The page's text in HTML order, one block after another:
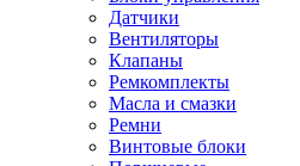
Датчики
Вентиляторы
Клапаны
Ремкомплекты
Масла и смазки
Ремни
Винтовые блоки